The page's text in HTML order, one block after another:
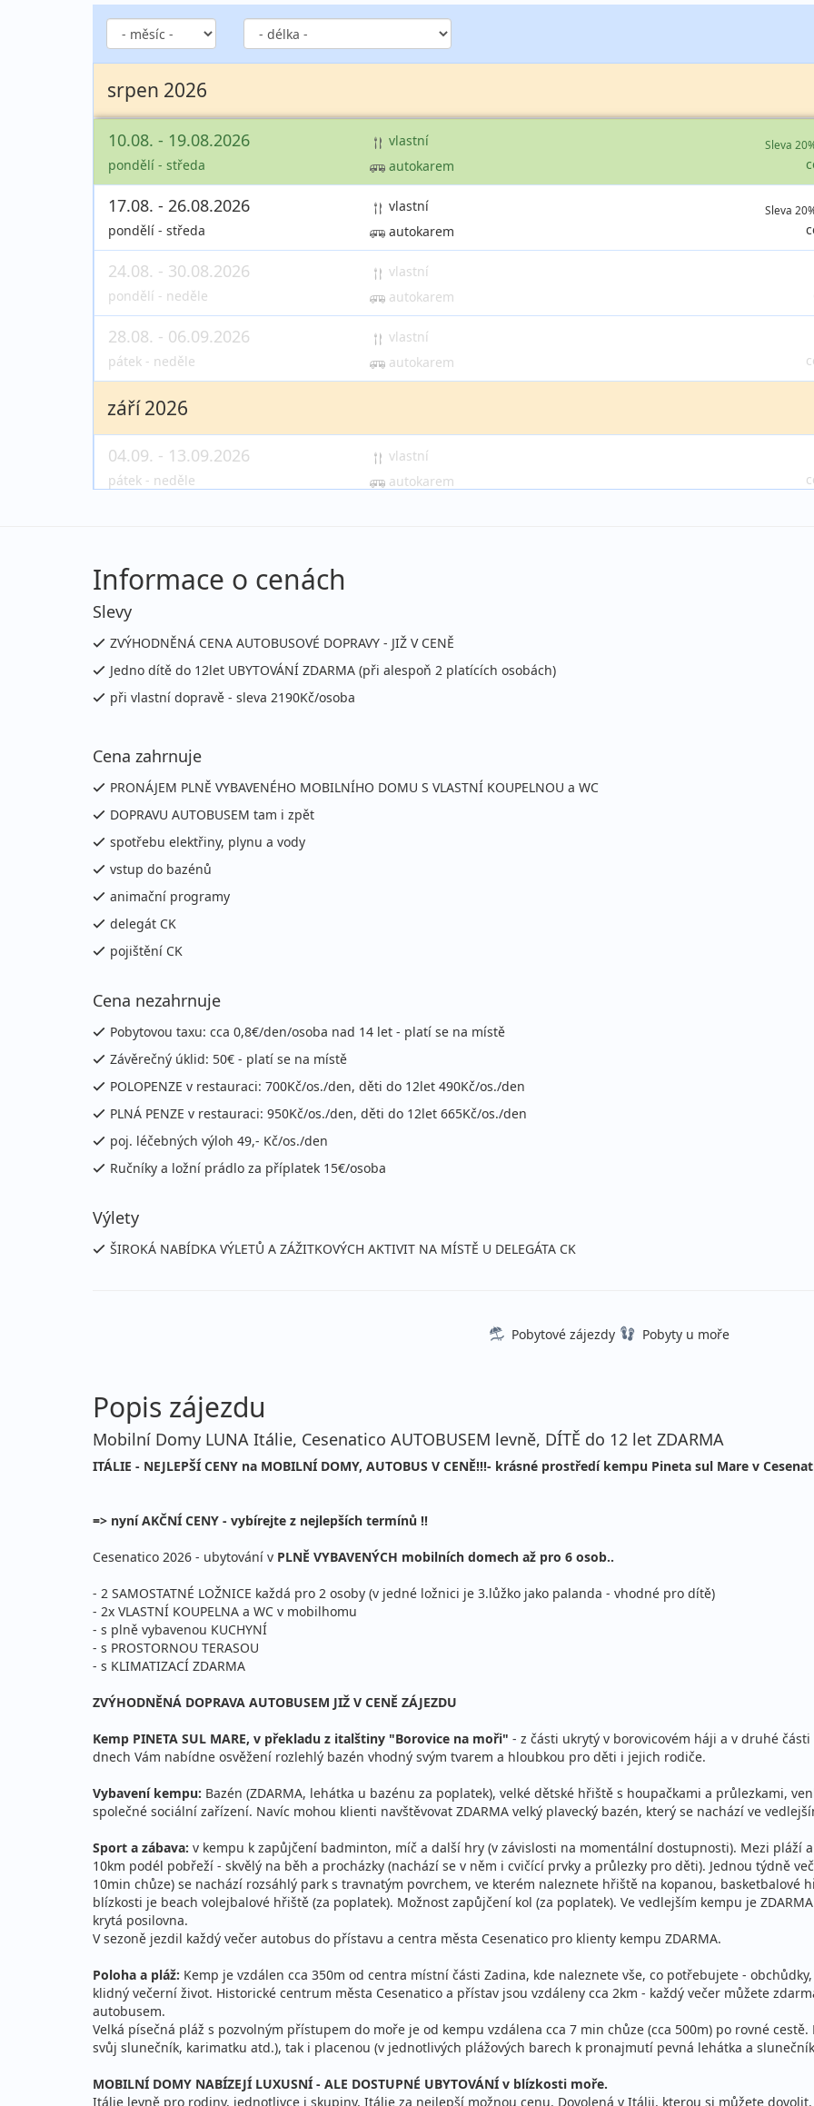
srpen 2026
10.08. - 19.08.2026
pondělí - středa
vlastní
autokarem
Sleva
17.08. - 26.08.2026
pondělí - středa
vlastní
autokarem
Sleva
24.08. - 30.08.2026
pondělí - neděle
vlastní
autokarem
28.08. - 06.09.2026
pátek - neděle
vlastní
autokarem
září 2026
04.09. - 13.09.2026
pátek - neděle
vlastní
autokarem
Informace o cenách
Slevy
ZVÝHODNĚNÁ CENA AUTOBUSOVÉ DOPRAVY - JIŽ V CENĚ
Jedno dítě do 12let UBYTOVÁNÍ ZDARMA (při alespoň 2 platících osobách)
při vlastní dopravě - sleva 2190Kč/osoba
Cena zahrnuje
PRONÁJEM PLNĚ VYBAVENÉHO MOBILNÍHO DOMU S VLASTNÍ KOUPELNOU a WC
DOPRAVU AUTOBUSEM tam i zpět
spotřebu elektřiny, plynu a vody
vstup do bazénů
animační programy
delegát CK
pojištění CK
Cena nezahrnuje
Pobytovou taxu: cca 0,8€/den/osoba nad 14 let - platí se na místě
Závěrečný úklid: 50€ - platí se na místě
POLOPENZE v restauraci: 700Kč/os./den, děti do 12let 490Kč/os./den
PLNÁ PENZE v restauraci: 950Kč/os./den, děti do 12let 665Kč/os./den
poj. léčebných výloh 49,- Kč/os./den
Ručníky a ložní prádlo za příplatek 15€/osoba
Výlety
ŠIROKÁ NABÍDKA VÝLETŮ A ZÁŽITKOVÝCH AKTIVIT NA MÍSTĚ U DELEGÁTA CK
Pobytové zájezdy Pobyty u moře
Popis zájezdu
Mobilní Domy LUNA Itálie, Cesenatico AUTOBUSEM levně, DÍTĚ do 12 let ZDARMA
ITÁLIE - NEJLEPŠÍ CENY na MOBILNÍ DOMY, AUTOBUS V CENĚ!!!- krásné prostředí kempu Pineta sul Mare v
=> nyní AKČNÍ CENY - vybírejte z nejlepších termínů !!
Cesenatico 2026 - ubytování v PLNĚ VYBAVENÝCH mobilních domech až pro 6 osob..
- 2 SAMOSTATNÉ LOŽNICE každá pro 2 osoby (v jedné ložnici je 3.lůžko jako palanda - vhodné pro dítě)
- 2x VLASTNÍ KOUPELNA a WC v mobilhomu
- s plně vybavenou KUCHYNÍ
- s PROSTORNOU TERASOU
- s KLIMATIZACÍ ZDARMA
ZVÝHODNĚNÁ DOPRAVA AUTOBUSEM JIŽ V CENĚ ZÁJEZDU
Kemp PINETA SUL MARE, v překladu z italštiny "Borovice na moři" - z části ukrytý v borovicovém háji a v druhé
dnech Vám nabídne osvěžení rozlehlý bazén vhodný svým tvarem a hloubkou pro děti i jejich rodiče.
Vybavení kempu: Bazén (ZDARMA, lehátka u bazénu za poplatek), velké dětské hřiště s houpačkami a průlezkami,
společné sociální zařízení. Navíc mohou klienti navštěvovat ZDARMA velký plavecký bazén, který se nachází ve
Sport a zábava: v kempu k zapůjčení badminton, míč a další hry (v závislosti na momentální dostupnosti). Mezi pláží
10km podél pobřeží - skvělý na běh a procházky (nachází se v něm i cvičící prvky a průlezky pro děti). Jednou týdně
10min chůze) se nachází rozsáhlý park s travnatým povrchem, ve kterém naleznete hřiště na kopanou, basketbalové
blízkosti je beach volejbalové hřiště (za poplatek). Možnost zapůjčení kol (za poplatek). Ve vedlejším kempu je
krytá posilovna.
V sezoně jezdil každý večer autobus do přístavu a centra města Cesenatico pro klienty kempu ZDARMA.
Poloha a pláž: Kemp je vzdálen cca 350m od centra místní části Zadina, kde naleznete vše, co potřebujete -
klidný večerní život. Historické centrum města Cesenatico a přístav jsou vzdáleny cca 2km - každý večer můžete
autobusem.
Velká písečná pláž s pozvolným přístupem do moře je od kempu vzdálena cca 7 min chůze (cca 500m) po rovné
svůj slunečník, karimatku atd.), tak i placenou (v jednotlivých plážových barech k pronajmutí pevná lehátka a
MOBILNÍ DOMY NABÍZEJÍ LUXUSNÍ - ALE DOSTUPNÉ UBYTOVÁNÍ v blízkosti moře.
Itálie levně pro rodiny, jednotlivce i skupiny, Itálie za nejlepší možnou cenu. Dovolená v Itálii, kterou si můžete